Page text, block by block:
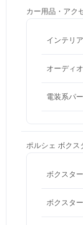
カー用品・アク
インテリ
オーディ
電装系パ
ポルシェ ボクス
ボクスタ
ボクスタ